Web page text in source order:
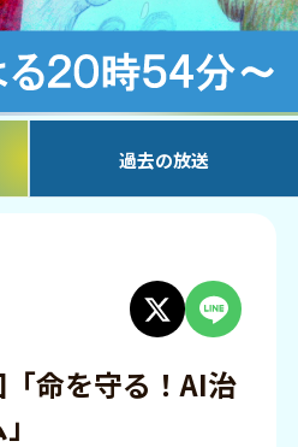
過去の放送
命を守る！AI治